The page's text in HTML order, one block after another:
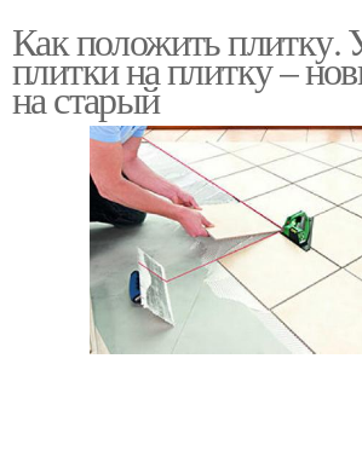
Кафельная плитка
Как положить плитку.
плитки на плитку –
на старый